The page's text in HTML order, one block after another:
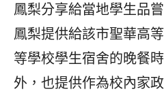
鳳梨分享給當地學生品
鳳梨提供給該市聖華高
等學校學生宿舍的晚餐
外，也提供作為校內家